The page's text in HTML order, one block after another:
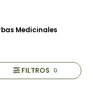
Medicinales
FILTROS 0